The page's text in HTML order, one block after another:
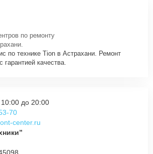
по ремонту
по технике Tion в Астрахани. Ремонт
качества.
до 20:00
70
center.ru